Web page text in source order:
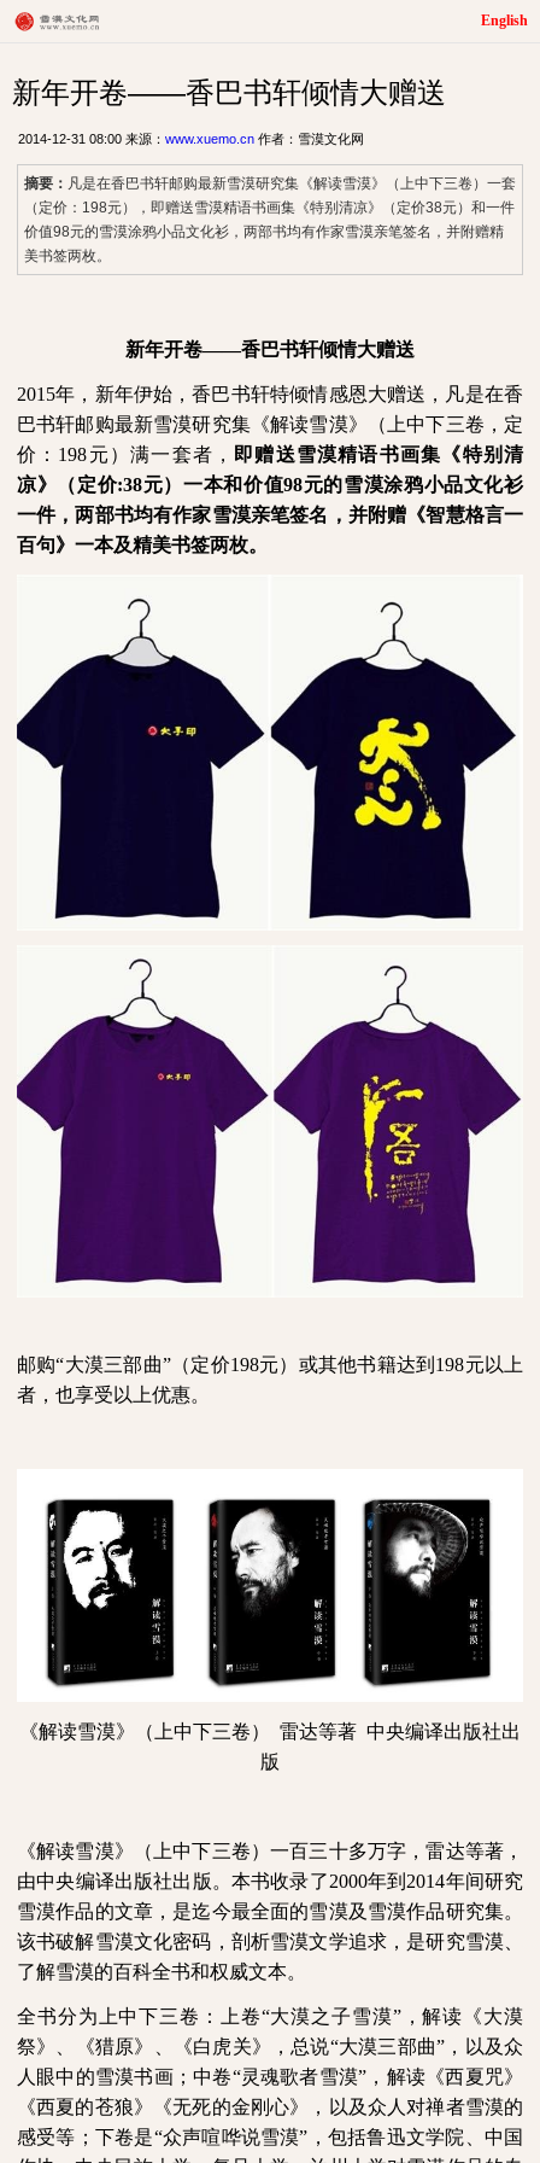
English
新年开卷——香巴书轩倾情大赠送
2014-12-31 08:00 来源： www.xuemo.cn 作者：雪漠文化网
摘要： 凡是在香巴书轩邮购最新雪漠研究集《解读雪漠》（上中下三卷）一套
（定价：198元），即赠送雪漠精语书画集《特别清凉》（定价38元）和一件
价值98元的雪漠涂鸦小品文化衫，两部书均有作家雪漠亲笔签名，并附赠精
美书签两枚。
新年开卷——香巴书轩倾情大赠送
2015年，新年伊始，香巴书轩特倾情感恩大赠送，凡是在香
巴书轩邮购最新雪漠研究集《解读雪漠》（上中下三卷，定
价：198元）满一套者 ， 即赠送雪漠精语书画集《特别清
凉》（定价:38元）一本和价值98元的雪漠涂鸦小品文化衫
一件，两部书均有作家雪漠亲笔签名，并附赠《智慧格言一
百句》一本及精美书签两枚。
邮购“大漠三部曲”（定价198元）或其他书籍达到 198元以上
者，也享受以上优惠。
《解读雪漠》（上中下三卷） 雷达等著 中央编译出版社出
版
《解读雪漠》（上中下三卷）一百三十多万字，雷达等著，
由中央编译出版社出版。本书收录了2000年到2014年间研究
雪漠作品的文章，是迄今最全面的雪漠及雪漠作品研究集。
该书破解雪漠文化密码，剖析雪漠文学追求，是研究雪漠、
了解雪漠的百科全书和权威文本。
全书分为上中下三卷：上卷“大漠之子雪漠”，解读《大漠
祭》、《猎原》、《白虎关》，总说“大漠三部曲”，以及众
人眼中的雪漠书画；中卷“灵魂歌者雪漠”，解读《西夏咒》
《西夏的苍狼》《无死的金刚心》，以及众人对禅者雪漠的
感受等；下卷是“众声喧哗说雪漠”，包括鲁迅文学院、中国